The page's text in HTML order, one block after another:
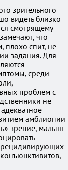
зрительного
видеть близко
смотрящему
что
плохо спит, не
задания. Для
среди
проблем с
не
амблиопии
зрение, малыш